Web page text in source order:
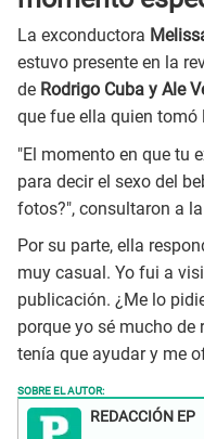
La exconductora
estuvo presente en la
de Rodrigo Cuba y Ale
que fue ella quien
"El momento en que tu
para decir el sexo del
fotos?", consultaron a
Por su parte, ella
muy casual. Yo fui a
publicación. ¿Me lo
porque yo sé mucho de
tenía que ayudar y me
SOBRE EL AUTOR:
REDACCIÓN EP